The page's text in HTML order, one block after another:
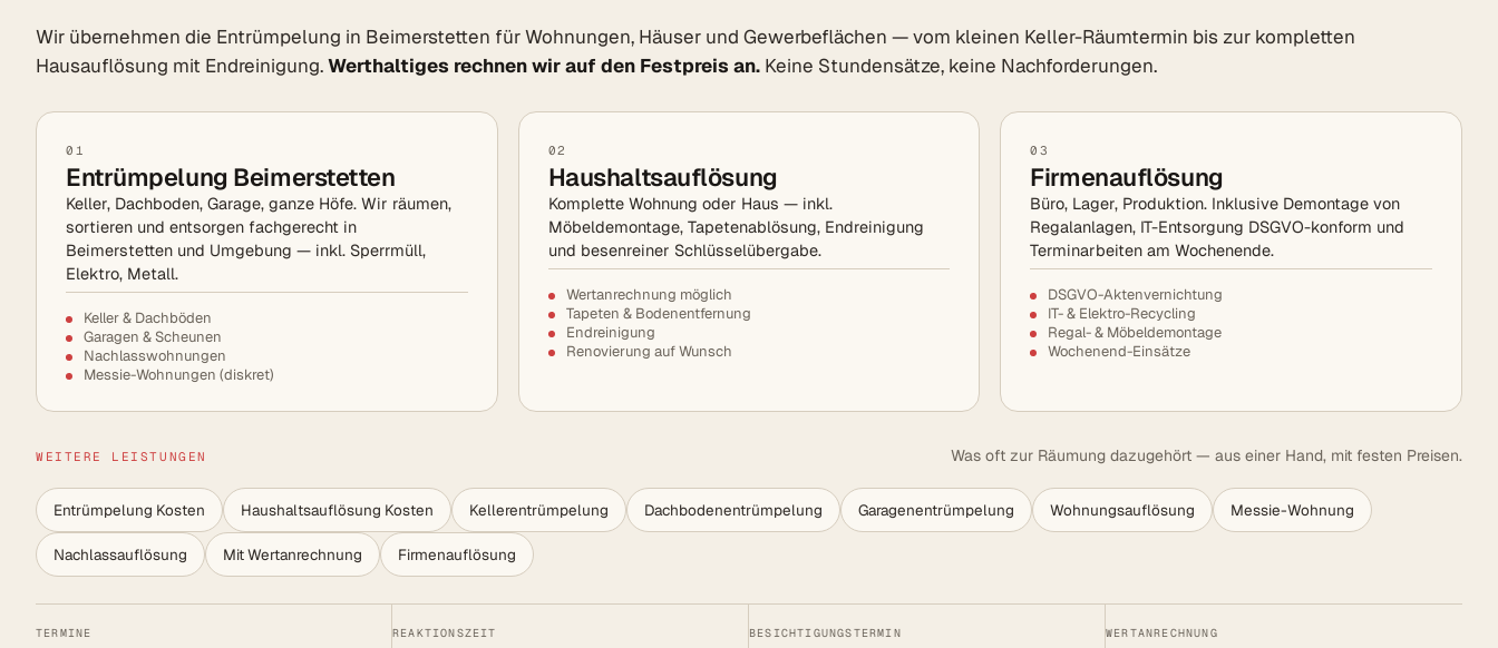
Wir übernehmen die Entrümpelung in Beimerstetten für Wohnungen, Häuser und Gewerbeflächen — vom kleinen Keller-Räumtermin bis zur kompletten
Hausauflösung mit Endreinigung.Werthaltiges rechnen wir auf den Festpreis an. Keine Stundensätze, keine Nachforderungen.
01
Entrümpelung Beimerstetten
Keller, Dachboden, Garage, ganze Höfe. Wir räumen,
sortieren und entsorgen fachgerecht in
Beimerstetten und Umgebung — inkl. Sperrmüll,
Elektro, Metall.
Keller & Dachböden
Garagen & Scheunen
Nachlasswohnungen
Messie-Wohnungen (diskret)
02
Haushaltsauflösung
Komplette Wohnung oder Haus — inkl.
Möbeldemontage, Tapetenablösung, Endreinigung
und besenreiner Schlüsselübergabe.
Wertanrechnung möglich
Tapeten & Bodenentfernung
Endreinigung
Renovierung auf Wunsch
03
Firmenauflösung
Büro, Lager, Produktion. Inklusive Demontage von
Regalanlagen, IT-Entsorgung DSGVO-konform und
Terminarbeiten am Wochenende.
DSGVO-Aktenvernichtung
IT- & Elektro-Recycling
Regal- & Möbeldemontage
Wochenend-Einsätze
WEITERE LEISTUNGEN Was oft zur Räumung dazugehört — aus einer Hand, mit festen Preisen.
Entrümpelung Kosten Haushaltsauflösung Kosten Kellerentrümpelung Dachbodenentrümpelung Garagenentrümpelung Wohnungsauflösung Messie-Wohnung
Nachlassauflösung Mit Wertanrechnung Firmenauflösung
TERMINE REAKTIONSZEIT BESICHTIGUNGSTERMIN WERTANRECHNUNG